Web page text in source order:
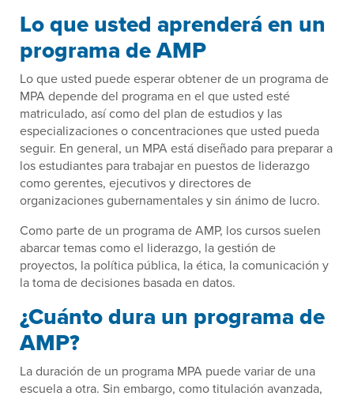
Lo que usted aprenderá en un
programa de AMP
Lo que usted puede esperar obtener de un programa de
MPA depende del programa en el que usted esté
matriculado, así como del plan de estudios y las
especializaciones o concentraciones que usted pueda
seguir. En general, un MPA está diseñado para preparar a
los estudiantes para trabajar en puestos de liderazgo
como gerentes, ejecutivos y directores de
organizaciones gubernamentales y sin ánimo de lucro.
Como parte de un programa de AMP, los cursos suelen
abarcar temas como el liderazgo, la gestión de
proyectos, la política pública, la ética, la comunicación y
la toma de decisiones basada en datos.
¿Cuánto dura un programa de
AMP?
La duración de un programa MPA puede variar de una
escuela a otra. Sin embargo, como titulación avanzada,